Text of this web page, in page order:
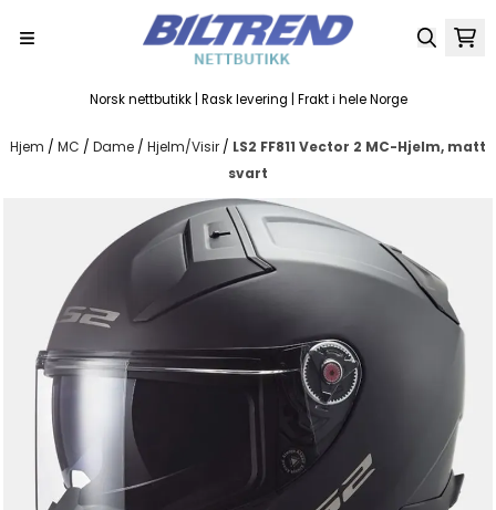
Norsk nettbutikk | Rask levering | Frakt i hele Norge
Hjem / MC / Dame / Hjelm/Visir / LS2 FF811 Vector 2 MC-Hjelm, matt
svart